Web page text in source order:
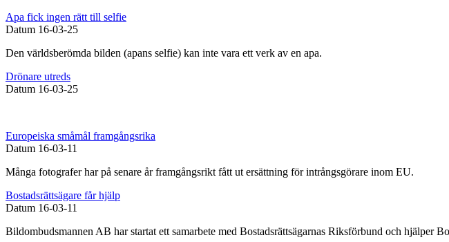
Apa fick ingen rätt till selfie
Datum 16-03-25
Den världsberömda bilden (apans selfie) kan inte vara ett verk av en apa.
Drönare utreds
Datum 16-03-25
Europeiska småmål framgångsrika
Datum 16-03-11
Många fotografer har på senare år framgångsrikt fått ut ersättning för intrångsgörare inom EU.
Bostadsrättsägare får hjälp
Datum 16-03-11
Bildombudsmannen AB har startat ett samarbete med Bostadsrättsägarnas Riksförbund och hjälper